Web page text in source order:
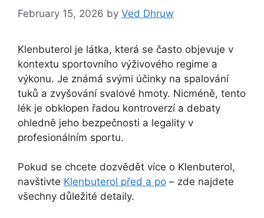
February 15, 2026 by Ved Dhruw
Klenbuterol je látka, která se často objevuje v
kontextu sportovního výživového regime a
výkonu. Je známá svými účinky na spalování
tuků a zvyšování svalové hmoty. Nicméně, tento
lék je obklopen řadou kontroverzí a debaty
ohledně jeho bezpečnosti a legality v
profesionálním sportu.
Pokud se chcete dozvědět více o Klenbuterol,
navštivte Klenbuterol před a po – zde najdete
všechny důležité detaily.